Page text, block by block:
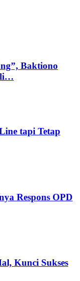
Baktiono
tapi Tetap
Respons OPD
Kunci Sukses